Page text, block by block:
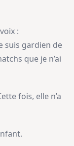
:
suis gardien de
que je n’ai
fois, elle n’a